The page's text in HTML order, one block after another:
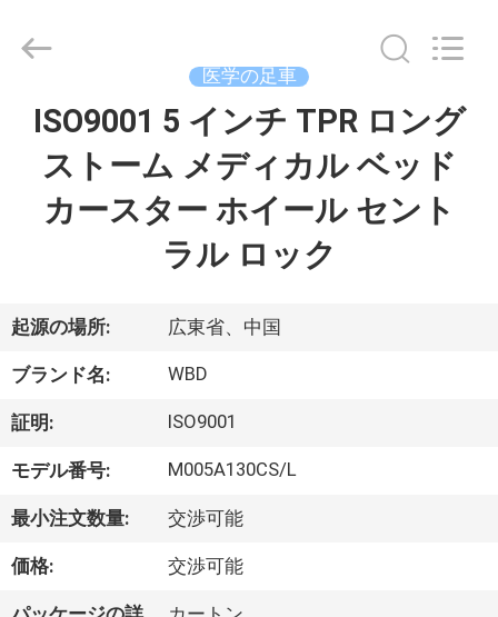
ク
ト
ビ
デ
Guangzhou
Ylcaster
医学の足車
ISO9001 5 インチ TPR ロング
ストーム メディカル ベッド
カースター ホイール セント
ラル ロック
起源の場所: 広東省、中国
ブランド名: WBD
証明: ISO9001
モデル番号: M005A130CS/L
最小注文数量: 交渉可能
価格: 交渉可能